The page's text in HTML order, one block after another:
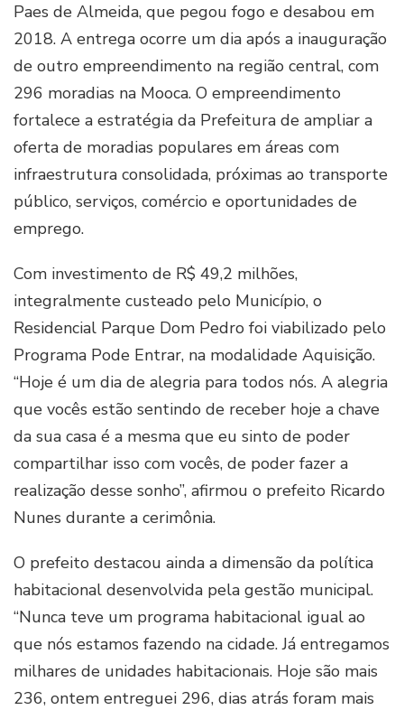
Paes de Almeida, que pegou fogo e desabou em
2018. A entrega ocorre um dia após a inauguração
de outro empreendimento na região central, com
296 moradias na Mooca. O empreendimento
fortalece a estratégia da Prefeitura de ampliar a
oferta de moradias populares em áreas com
infraestrutura consolidada, próximas ao transporte
público, serviços, comércio e oportunidades de
emprego.
Com investimento de R$ 49,2 milhões,
integralmente custeado pelo Município, o
Residencial Parque Dom Pedro foi viabilizado pelo
Programa Pode Entrar, na modalidade Aquisição.
“Hoje é um dia de alegria para todos nós. A alegria
que vocês estão sentindo de receber hoje a chave
da sua casa é a mesma que eu sinto de poder
compartilhar isso com vocês, de poder fazer a
realização desse sonho”, afirmou o prefeito Ricardo
Nunes durante a cerimônia.
O prefeito destacou ainda a dimensão da política
habitacional desenvolvida pela gestão municipal.
“Nunca teve um programa habitacional igual ao
que nós estamos fazendo na cidade. Já entregamos
milhares de unidades habitacionais. Hoje são mais
236, ontem entreguei 296, dias atrás foram mais